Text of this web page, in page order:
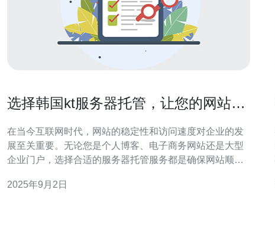
选择韩国kt服务器托管，让您的网站稳
在当今互联网时代，网站的稳定性和访问速度对企业的发
展至关重要。无论您是个人博客、电子商务网站还是大型
企业门户，选择合适的服务器托管服务都是确保网站顺利
务器因其优越的性能和稳定性而备受青睐。 首先，让我们
2025年9月2日